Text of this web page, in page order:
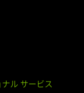
ル サービス